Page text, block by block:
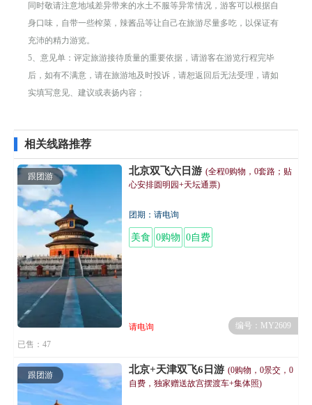
同时敬请注意地域差异带来的水土不服等异常情况，游客可以根据自
身口味，自带一些榨菜，辣酱品等让自己在旅游尽量多吃，以保证有
充沛的精力游览。
5、意见单：评定旅游接待质量的重要依据，请游客在游览行程完毕
后，如有不满意，请在旅游地及时投诉，请恕返回后无法受理，请如
实填写意见、建议或表扬内容；
相关线路推荐
跟团游 北京双飞六日游 (全程0购物，0套路；贴
心安排圆明园+天坛通票)
团期：请电询
美食 0购物 0自费
请电询
编号：MY2609
已售：47
跟团游 北京+天津双飞6日游 (0购物，0景交，0
自费，独家赠送故宫摆渡车+集体照)